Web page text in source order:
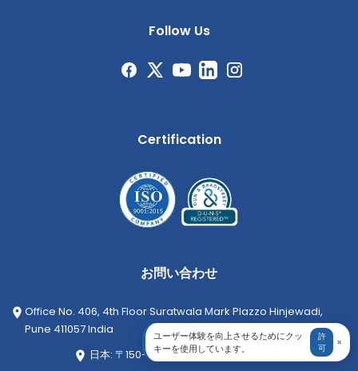
Follow Us
Certification
お問い合わせ
Office No. 406, 4th Floor Suratwala Mark Plazzo Hinjewadi,
Pune 411057 India
日本: 〒150-0011 東京都渋谷区東1丁目16-8
ユーザー体験を向上させるためにクッ
キーを使用しています。
許
可
×